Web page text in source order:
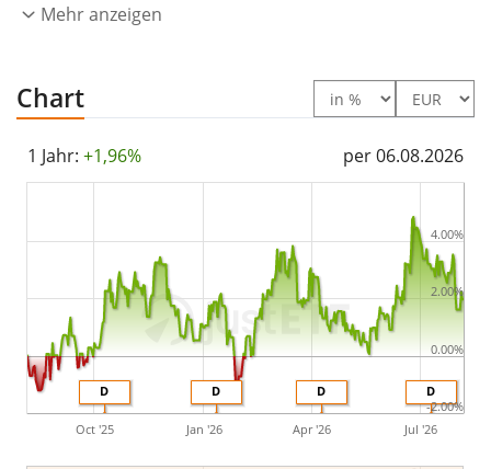
Fondsvolumen von 214 Mio. Euro
Mehr anzeigen
Chart
1 Jahr: +1,96% per 06.08.2026
D
D
D
D
Oct '25 Jan '26 Apr '26 Jul '26
-2.00%
0.00%
2.00%
4.00%